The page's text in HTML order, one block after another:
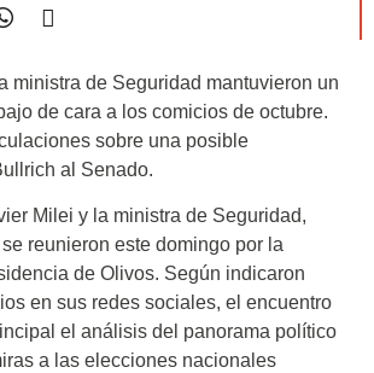
ministra de Seguridad mantuvieron un
de cara a los comicios de octubre.
sobre una posible
al Senado.
Milei y la ministra de Seguridad,
reunieron este domingo por la
de Olivos. Según indicaron
en sus redes sociales, el encuentro
el análisis del panorama político
a las elecciones nacionales